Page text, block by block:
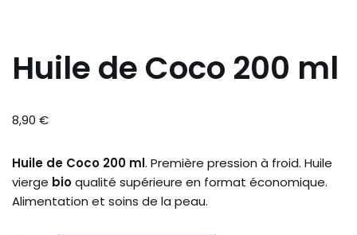
Huile de Coco 200 ml
8,90 €
Huile de Coco 200 ml. Première pression à froid. Huile
vierge bioqualité supérieure en format économique.
Alimentation et soins de la peau.